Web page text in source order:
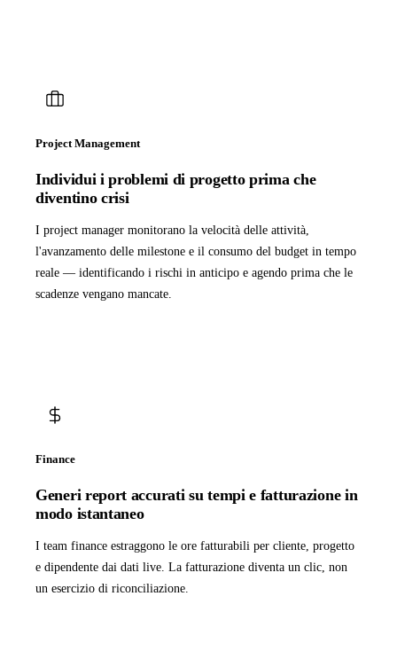
Project Management
Individui i problemi di progetto prima che
diventino crisi
I project manager monitorano la velocità delle attività,
l'avanzamento delle milestone e il consumo del budget in tempo
reale — identificando i rischi in anticipo e agendo prima che le
scadenze vengano mancate.
Finance
Generi report accurati su tempi e fatturazione in
modo istantaneo
I team finance estraggono le ore fatturabili per cliente, progetto
e dipendente dai dati live. La fatturazione diventa un clic, non
un esercizio di riconciliazione.